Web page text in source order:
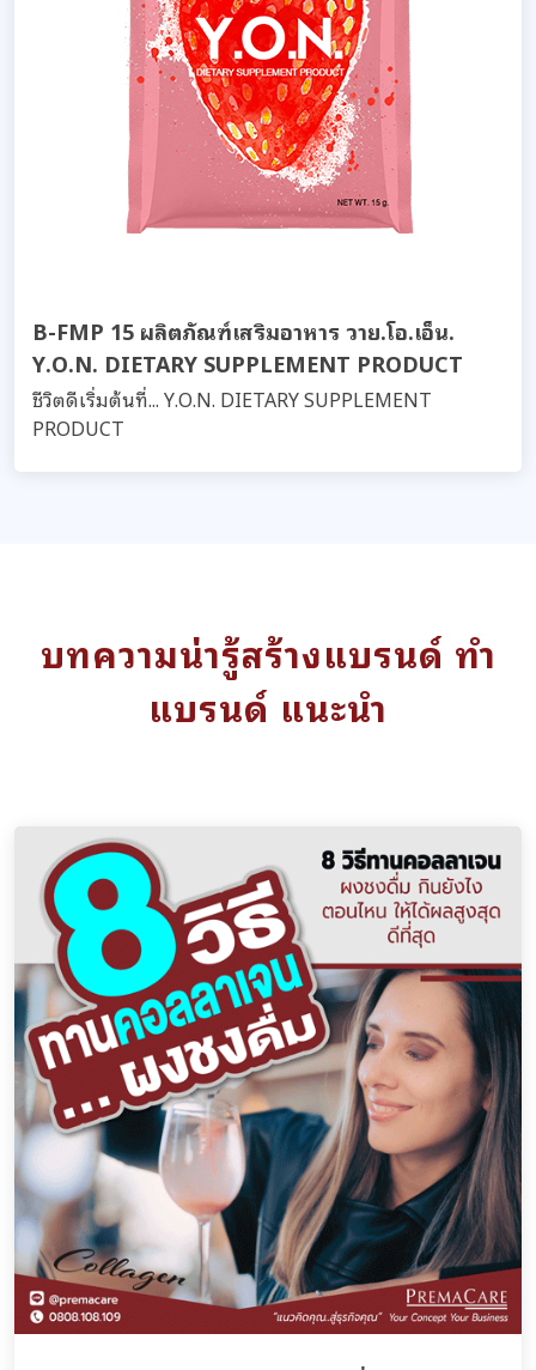
B-FMP 15 ผลิตภัณฑ์เสริมอาหาร วาย.โอ.เอ็น.
Y.O.N. DIETARY SUPPLEMENT PRODUCT
ชีวิตดีเริ่มต้นที่... Y.O.N. DIETARY SUPPLEMENT
PRODUCT
บทความน่ารู้สร้างแบรนด์ ทำ
แบรนด์ แนะนำ